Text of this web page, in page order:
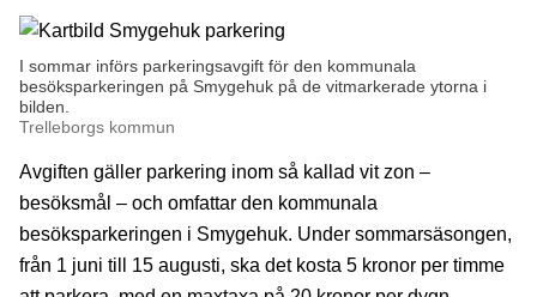
I sommar införs parkeringsavgift för den kommunala
besöksparkeringen på Smygehuk på de vitmarkerade ytorna i
bilden.
Trelleborgs kommun
Avgiften gäller parkering inom så kallad vit zon –
besöksmål – och omfattar den kommunala
besöksparkeringen i Smygehuk. Under sommarsäsongen,
från 1 juni till 15 augusti, ska det kosta 5 kronor per timme